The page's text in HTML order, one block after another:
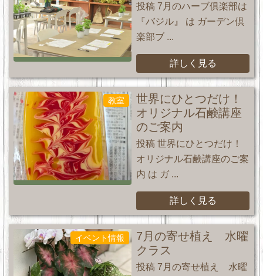
投稿 7月のハーブ俱楽部は
『バジル』 は ガーデン倶
楽部ブ ...
詳しく見る
教室
世界にひとつだけ！
オリジナル石鹸講座
のご案内
投稿 世界にひとつだけ！
オリジナル石鹸講座のご案
内 は ガ ...
詳しく見る
イベント情報
7月の寄せ植え 水曜
クラス
投稿 7月の寄せ植え 水曜